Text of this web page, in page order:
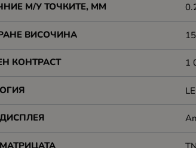
М/У ТОЧКИТЕ, ММ
ВИСОЧИНА
КОНТРАСТ 1